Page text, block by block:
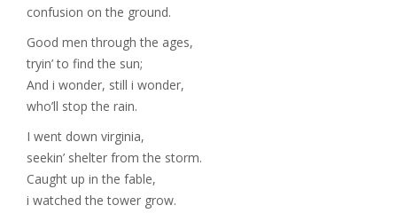
confusion on the ground.
Good men through the ages,
tryin’ to find the sun;
And i wonder, still i wonder,
who’ll stop the rain.
I went down virginia,
seekin’ shelter from the storm.
Caught up in the fable,
i watched the tower grow.